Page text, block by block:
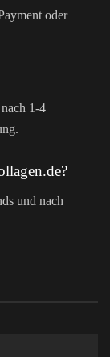
oder
1-4
und nach